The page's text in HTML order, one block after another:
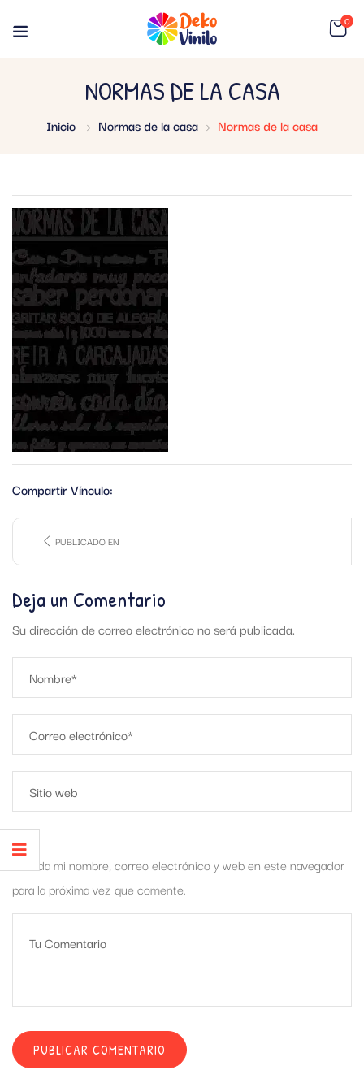
0
NORMAS DE LA CASA
Inicio Normas de la casa Normas de la casa
Compartir Vínculo:
PUBLICADO EN
Deja un Comentario
Su dirección de correo electrónico no será publicada.
Guarda mi nombre, correo electrónico y web en este navegador
para la próxima vez que comente.